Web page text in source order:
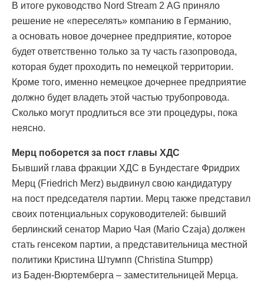
В итоге руководство Nord Stream 2 AG приняло
решение не «переселять» компанию в Германию,
а основать новое дочернее предприятие, которое
будет ответственно только за ту часть газопровода,
которая будет проходить по немецкой территории.
Кроме того, именно немецкое дочернее предприятие
должно будет владеть этой частью трубопровода.
Сколько могут продлиться все эти процедуры, пока
неясно.
Мерц поборется за пост главы ХДС
Бывший глава фракции ХДС в Бундестаге Фридрих
Мерц (Friedrich Merz) выдвинул свою кандидатуру
на пост председателя партии. Мерц также представил
своих потенциальных соруководителей: бывший
берлинский сенатор Марио Чая (Mario Czaja) должен
стать генсеком партии, а представительница местной
политики Кристина Штумпп (Christina Stumpp)
из Баден-Вюртемберга – заместительницей Мерца.